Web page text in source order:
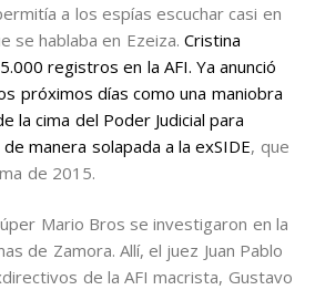
a los espías escuchar casi en
se hablaba en Ezeiza. Cristina
registros en la AFI. Ya anunció
próximos días como una maniobra
la cima del Poder Judicial para
manera solapada a la exSIDE, que
de 2015.
Mario Bros se investigaron en la
de Zamora. Allí, el juez Juan Pablo
de la AFI macrista, Gustavo